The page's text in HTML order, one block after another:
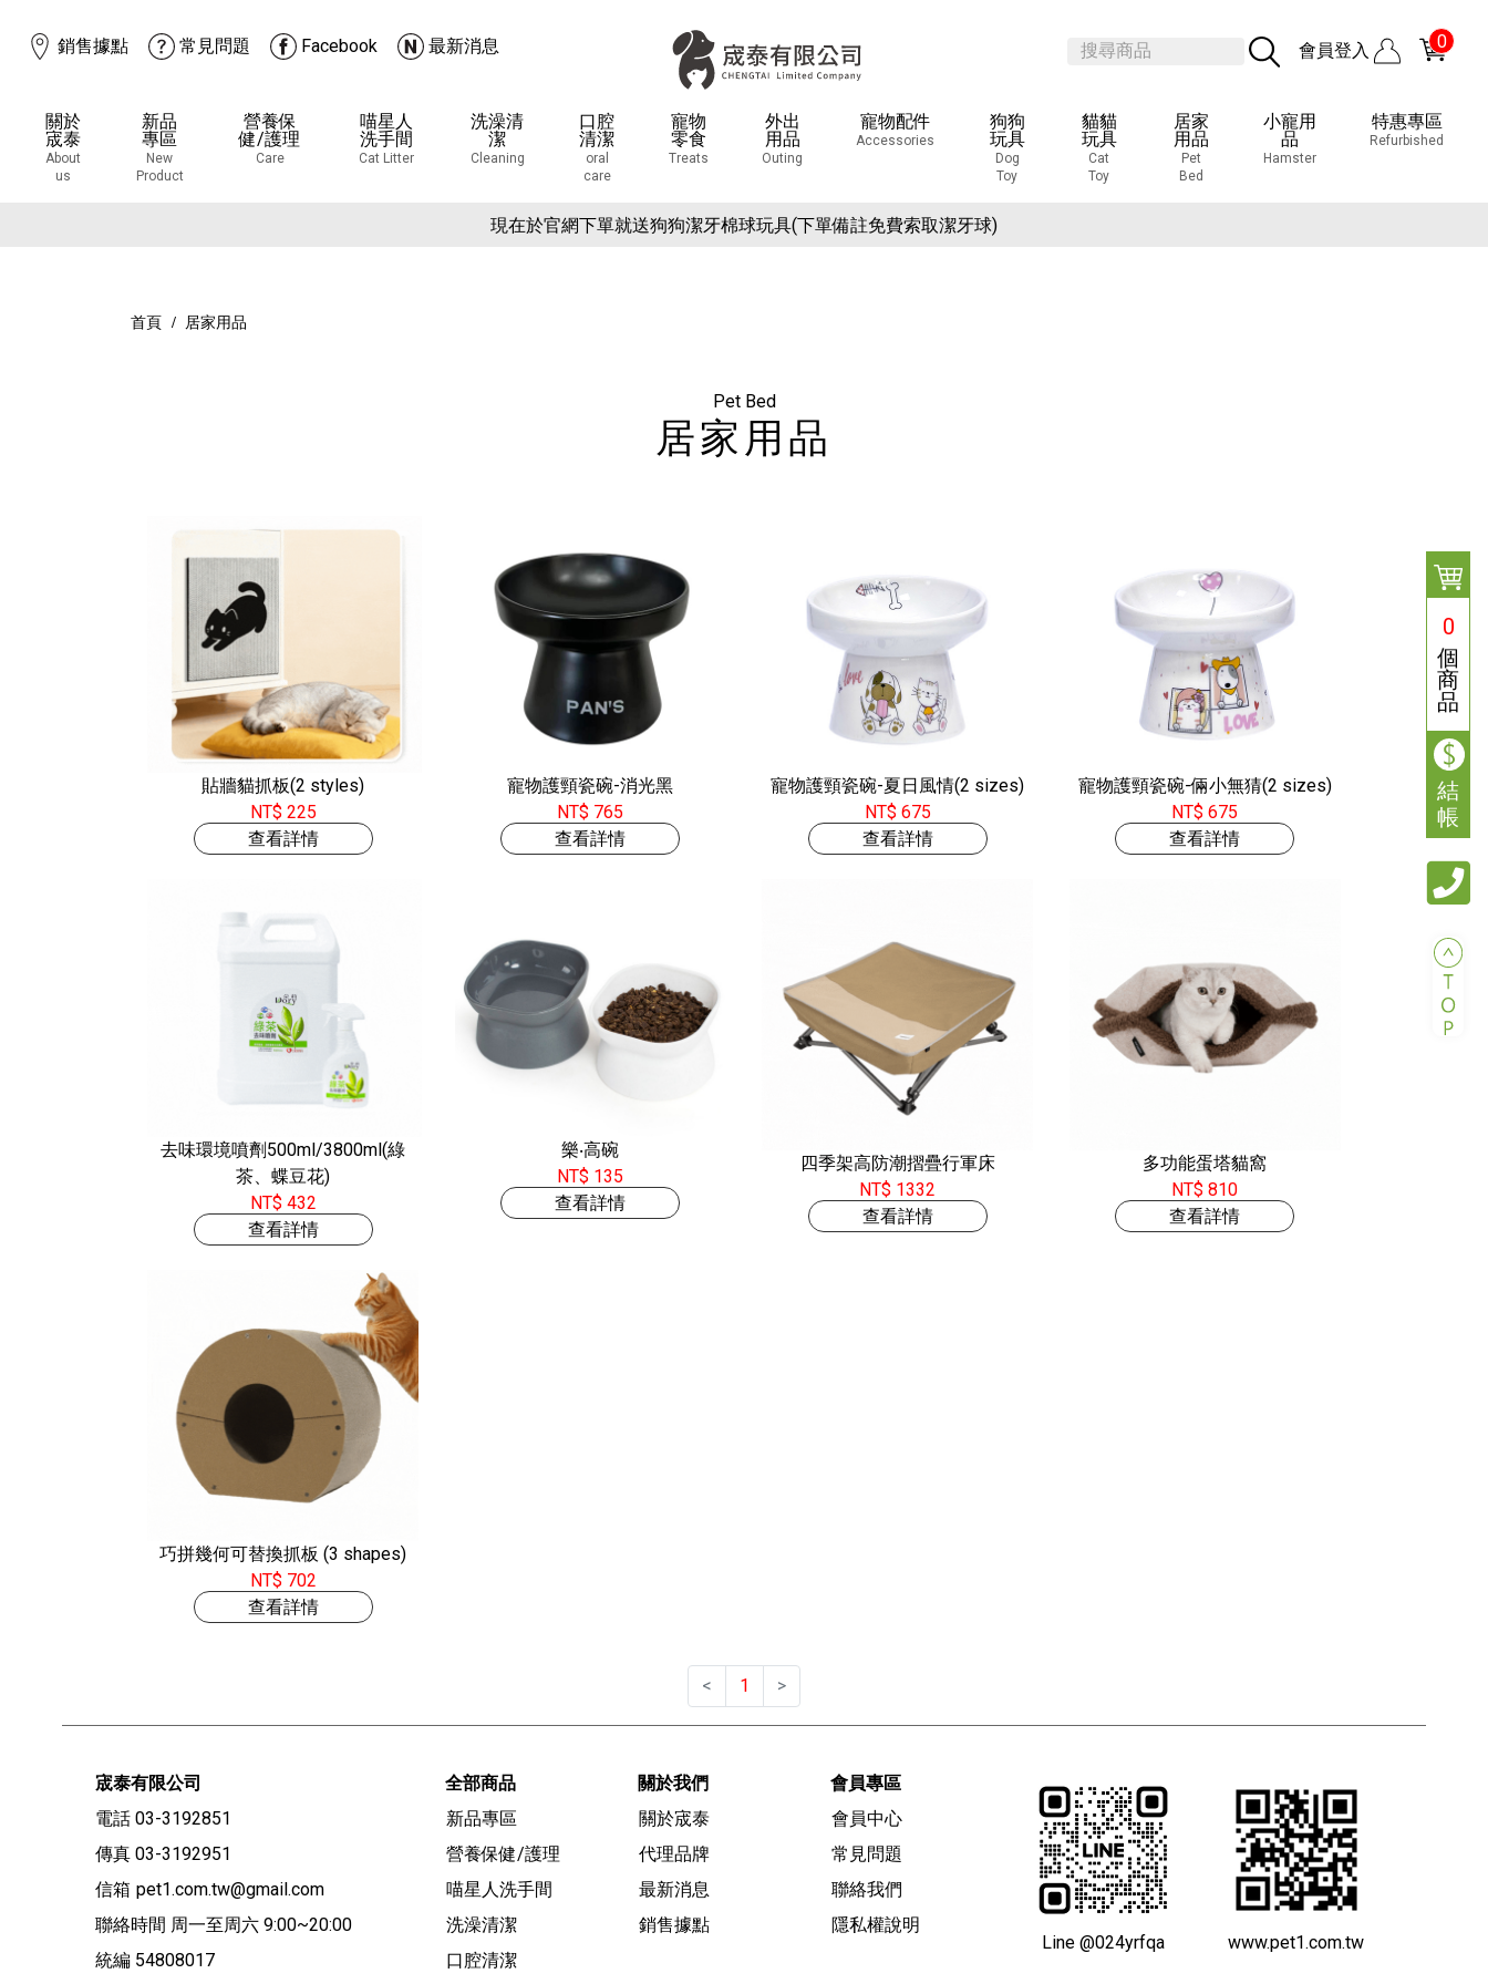
0
個
商
品
結
帳
銷售據點 常見問題 Facebook 最新消息 會員登入 0
關於
宬泰
About
us
新品
專區
New
Product
營養保
健/護理
Care
喵星人
洗手間
Cat Litter
洗澡清
潔
Cleaning
口腔
清潔
oral
care
寵物
零食
Treats
外出
用品
Outing
寵物配件
Accessories
狗狗
玩具
Dog
Toy
貓貓
玩具
Cat
Toy
居家
用品
Pet
Bed
小寵用
品
Hamster
特惠專區
Refurbished
下場活動預告：2026/10/8(四) - 10/11(日) 2026 展昭世界貓咪博覽會
下場活動預告：2026/10/8(四) - 10/11(日) 2026 展昭世界貓咪博覽會
首頁 居家用品
Pet Bed
居家用品
貼牆貓抓板(2 styles)
NT$ 225
查看詳情
寵物護頸瓷碗-消光黑
NT$ 765
查看詳情
寵物護頸瓷碗-夏日風情(2 sizes)
NT$ 675
查看詳情
寵物護頸瓷碗-倆小無猜(2 sizes)
NT$ 675
查看詳情
去味環境噴劑500ml/3800ml(綠
茶、蝶豆花)
NT$ 432
查看詳情
樂‧高碗
NT$ 135
查看詳情
四季架高防潮摺疊行軍床
NT$ 1332
查看詳情
多功能蛋塔貓窩
NT$ 810
查看詳情
巧拼幾何可替換抓板 (3 shapes)
NT$ 702
查看詳情
< 1 >
宬泰有限公司
電話 03-3192851
傳真 03-3192951
信箱 pet1.com.tw@gmail.com
聯絡時間 周一至周六 9:00~20:00
統編 54808017
全部商品
新品專區
營養保健/護理
喵星人洗手間
洗澡清潔
口腔清潔
關於我們
關於宬泰
代理品牌
最新消息
銷售據點
會員專區
會員中心
常見問題
聯絡我們
隱私權說明
Line @024yrfqa
www.pet1.com.tw